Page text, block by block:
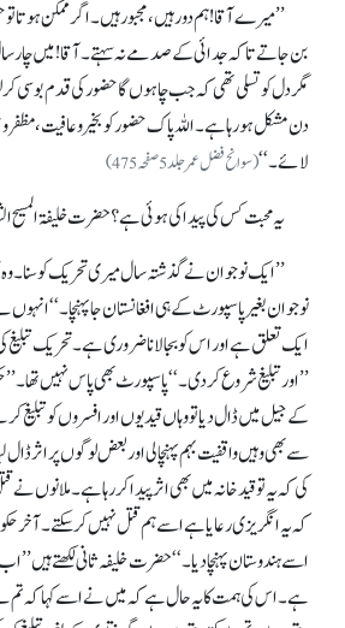
’’میرے آقا! ہم دور ہیں، مجبور ہیں۔ اگر ممکن
بن جاتے تا کہ جدائی کے صدمے نہ سہتے۔ آقا! میں چار
مگر دل کو تسلی تھی کہ جب چاہوں گا حضور کی قدم بوسی
دن مشکل ہو رہا ہے۔ اللہ پاک حضور کو بخیر و عافیت،
لائے۔‘‘(سوانح فضل عمر جلد 5 صفحہ 475)
یہ محبت کس کی پیدا کی ہوئی ہے؟ حضرت خلیفۃ المسیح
’’ایک نوجوان نے گذشتہ سال میری تحریک کو سنا۔ وہ
نوجوان بغیر پاسپورٹ کے ہی افغانستان جا پہنچا۔‘‘
ایک تعلق ہے اور اس کو بجا لانا ضروری ہے۔ تحریک تبلیغ کی
’’اور تبلیغ شروع کر دی۔‘‘ پاسپورٹ بھی پاس نہیں
کے جیل میں ڈال دیا تو وہاں قیدیوں اور افسروں کو تبلیغ
سے بھی وہیں واقفیت بہم پہنچا لی اور بعض لوگوں پر اثر
کی کہ یہ تو قید خانہ میں بھی اثر پیدا کر رہا ہے۔ ملانوں نے
کہ یہ انگریزی رعایا ہے اسے ہم قتل نہیں کر سکتے۔
اسے ہندوستان پہنچا دیا۔‘‘ حضرت خلیفہ ثانی لکھتے ہیں
ہے۔ اس کی ہمت کا یہ حال ہے کہ میں نے اسے کہا کہ تم